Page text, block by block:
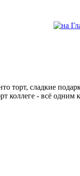
торт, сладкие
коллеге - всё